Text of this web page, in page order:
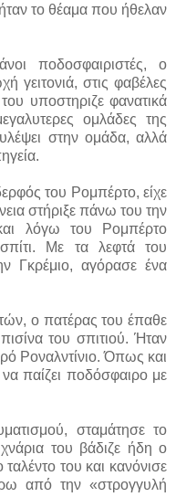
το θέαμα που ήθελαν
ποδοσφαιριστές, ο
γειτονιά, στις φαβέλες
υποστηριζε φανατικά
ομλάδες της
στην ομάδα, αλλά
του Ρομπέρτο, είχε
στήριξε πάνω του την
λόγω του Ρομπέρτο
Με τα λεφτά του
Γκρέμιο, αγόρασε ένα
ο πατέρας του έπαθε
του σπιτιού. Ήταν
Ροναλντίνιο. Όπως και
παίζει ποδόσφαιρο με
σταμάτησε το
του βάδιζε ήδη ο
του και κανόνισε
από την «στρογγυλή